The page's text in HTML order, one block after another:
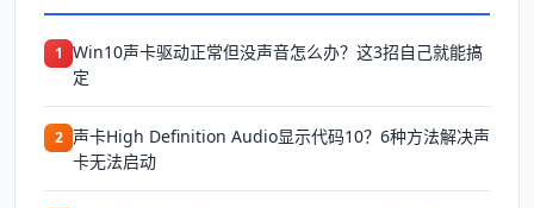
1 Win10声卡驱动正常但没声音怎么办？这3招自己就能搞
定
2 声卡High Definition Audio显示代码10？6种方法解决声
卡无法启动